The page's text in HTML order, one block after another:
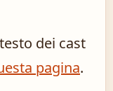
dei cast
pagina.